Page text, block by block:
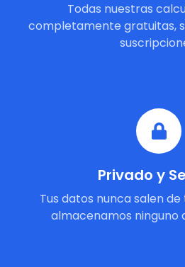
Todas nuestras
completamente gratuitas,
Privado y
Tus datos nunca salen
almacenamos ninguno